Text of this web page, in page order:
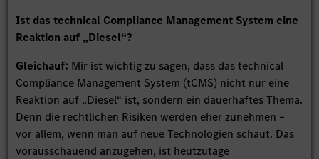
Ist das technical Compliance Management System eine
Reaktion auf „Diesel“?
Gleichauf: Mir ist wichtig zu sagen, dass das technical
Compliance Management System (tCMS) nicht nur eine
Reaktion auf „Diesel“ ist, sondern ein dauerhaftes Thema.
Denn die rechtlichen Risiken werden eher zunehmen –
vor allem, wenn man auf neue Technologien schaut. Das
vorausschauend anzugehen, ist heutzutage